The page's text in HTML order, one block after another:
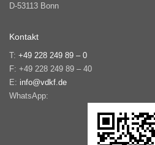
D-53113 Bonn
Kontakt
T: +49 228 249 89 – 0
F: +49 228 249 89 – 40
E: info@vdkf.de
WhatsApp: